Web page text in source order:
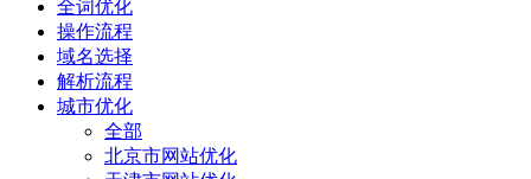
全词优化
操作流程
域名选择
解析流程
城市优化
全部
北京市网站优化